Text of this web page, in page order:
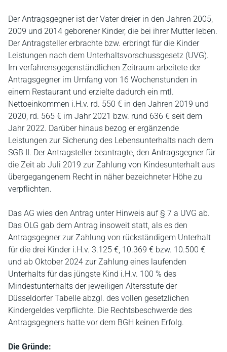
Der Antragsgegner ist der Vater dreier in den Jahren 2005,
2009 und 2014 geborener Kinder, die bei ihrer Mutter leben.
Der Antragsteller erbrachte bzw. erbringt für die Kinder
Leistungen nach dem Unterhaltsvorschussgesetz (UVG).
Im verfahrensgegenständlichen Zeitraum arbeitete der
Antragsgegner im Umfang von 16 Wochenstunden in
einem Restaurant und erzielte dadurch ein mtl.
Nettoeinkommen i.H.v. rd. 550 € in den Jahren 2019 und
2020, rd. 565 € im Jahr 2021 bzw. rund 636 € seit dem
Jahr 2022. Darüber hinaus bezog er ergänzende
Leistungen zur Sicherung des Lebensunterhalts nach dem
SGB II. Der Antragsteller beantragte, den Antragsgegner für
die Zeit ab Juli 2019 zur Zahlung von Kindesunterhalt aus
übergegangenem Recht in näher bezeichneter Höhe zu
verpflichten.
Das AG wies den Antrag unter Hinweis auf § 7 a UVG ab.
Das OLG gab dem Antrag insoweit statt, als es den
Antragsgegner zur Zahlung von rückständigem Unterhalt
für die drei Kinder i.H.v. 3.125 €, 10.369 € bzw. 10.500 €
und ab Oktober 2024 zur Zahlung eines laufenden
Unterhalts für das jüngste Kind i.H.v. 100 % des
Mindestunterhalts der jeweiligen Altersstufe der
Düsseldorfer Tabelle abzgl. des vollen gesetzlichen
Kindergeldes verpflichte. Die Rechtsbeschwerde des
Antragsgegners hatte vor dem BGH keinen Erfolg.
Die Gründe: